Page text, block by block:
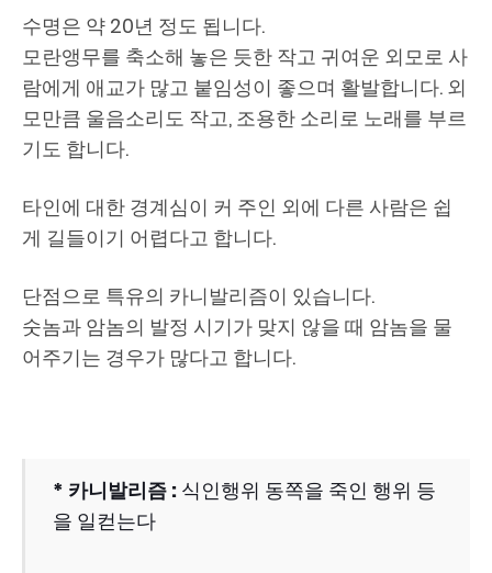
수명은 약 20년 정도 됩니다.
모란앵무를 축소해 놓은 듯한 작고 귀여운 외모로 사
람에게 애교가 많고 붙임성이 좋으며 활발합니다. 외
모만큼 울음소리도 작고, 조용한 소리로 노래를 부르
기도 합니다.
타인에 대한 경계심이 커 주인 외에 다른 사람은 쉽
게 길들이기 어렵다고 합니다.
단점으로 특유의 카니발리즘이 있습니다.
숫놈과 암놈의 발정 시기가 맞지 않을 때 암놈을 물
어주기는 경우가 많다고 합니다.
* 카니발리즘 : 식인행위 동쪽을 죽인 행위 등
을 일컫는다